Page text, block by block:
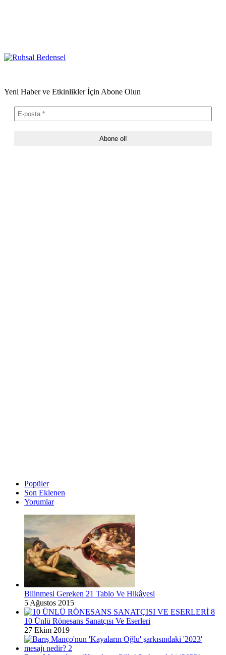
Yeni Haber ve Etkinlikler İçin Abone Olun
Popüler
Son Eklenen
Yorumlar
Bilinmesi Gereken 21 Tablo Ve Hikâyesi
5 Ağustos 2015
10 Ünlü Rönesans Sanatçısı Ve Eserleri
27 Ekim 2019